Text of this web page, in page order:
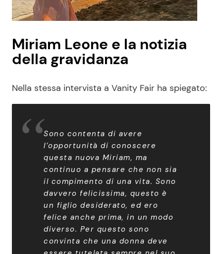
Miriam Leone e la notizia
della gravidanza
Nella stessa intervista a Vanity Fair ha spiegato:
Sono contenta di avere
l’opportunità di conoscere
questa nuova Miriam, ma
continuo a pensare che non sia
il compimento di una vita. Sono
davvero felicissima, questo è
un figlio desiderato, ed ero
felice anche prima, in un modo
diverso. Per questo sono
convinta che una donna deve